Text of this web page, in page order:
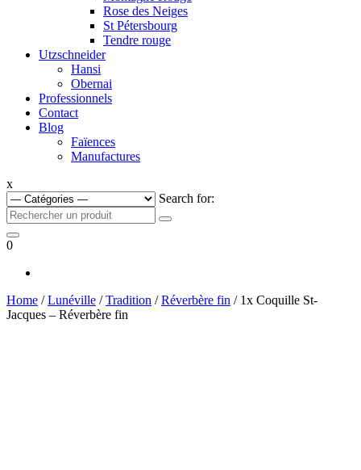
Rose des Neiges
St Pétersbourg
Tendre rouge
Utzschneider
Hansi
Obernai
Professionnels
Contact
Blog
Faïences
Manufactures
x
Search for:
0
Home /Lunéville /Tradition /Réverbère fin / 1x Coquille St-
Jacques – Réverbère fin